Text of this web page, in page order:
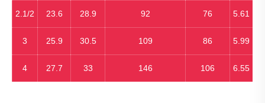
2.1/2 23.6 28.9 92 76 5.61
3 25.9 30.5 109 86 5.99
4 27.7 33 146 106 6.55